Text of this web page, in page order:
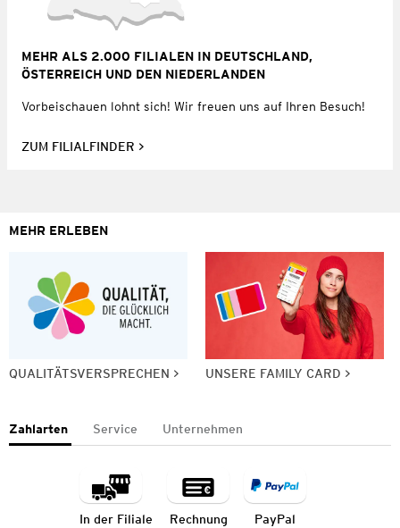
MEHR ALS 2.000 FILIALEN IN DEUTSCHLAND,
ÖSTERREICH UND DEN NIEDERLANDEN
Vorbeischauen lohnt sich! Wir freuen uns auf Ihren Besuch!
ZUM FILIALFINDER
MEHR ERLEBEN
QUALITÄTSVERSPRECHEN UNSERE FAMILY CARD
Zahlarten Service Unternehmen
In der Filiale Rechnung PayPal